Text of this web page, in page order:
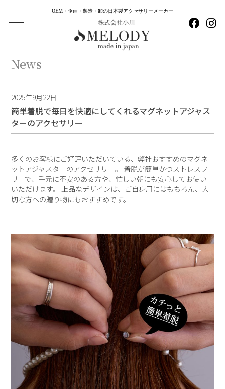
OEM・企画・製造・卸の日本製アクセサリーメーカー
News
2025年9月22日
簡単着脱で毎日を快適にしてくれるマグネットアジャス
ターのアクセサリー
多くのお客様にご好評いただいている、弊社おすすめのマグネ
ットアジャスターのアクセサリー。 着脱が簡単かつストレスフ
リーで、手元に不安のある方や、忙しい朝にも安心してお使い
いただけます。 上品なデザインは、ご自身用にはもちろん、大
切な方への贈り物にもおすすめです。